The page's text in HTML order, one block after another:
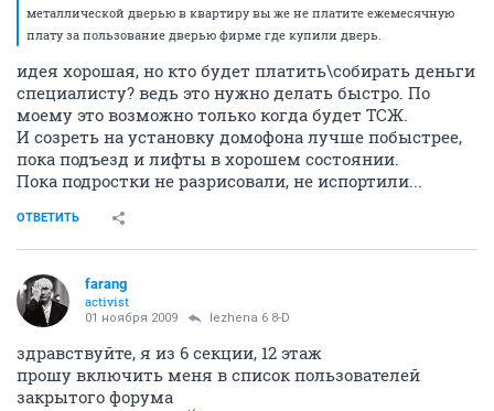
металлической дверью в квартиру вы же не платите ежемесячную
плату за пользование дверью фирме где купили дверь.
идея хорошая, но кто будет платить\собирать деньги
специалисту? ведь это нужно делать быстро. По
моему это возможно только когда будет ТСЖ.
И созреть на установку домофона лучше побыстрее,
пока подъезд и лифты в хорошем состоянии.
Пока подростки не разрисовали, не испортили...
ОТВЕТИТЬ
farang
activist
01 ноября 2009 lezhena 6 8-D
здравствуйте, я из 6 секции, 12 этаж
прошу включить меня в список пользователей
закрытого форума